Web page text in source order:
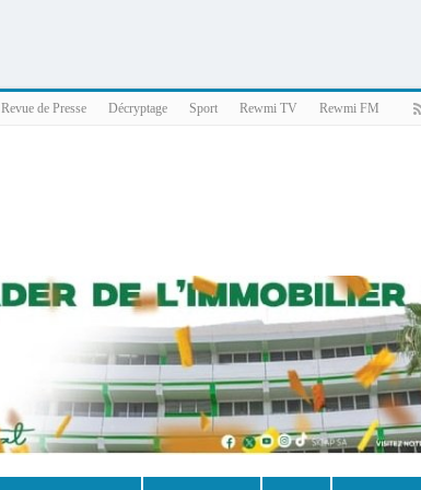
Revue de Presse Décryptage Sport Rewmi TV Rewmi FM